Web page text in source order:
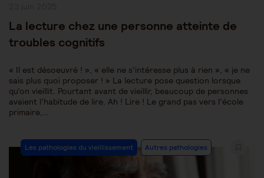
La lecture chez une personne atteinte de
troubles cognitifs
« Il est désoeuvré ! », « elle ne s’intéresse plus à rien », « je ne
sais plus quoi proposer ! » La lecture pose question lorsque
qu’on vieillit. Pourtant avant de vieillir, beaucoup de personnes
avaient l’habitude de lire. Ah ! Lire ! Le grand pas vers l’école
primaire,…
Post
Category:
Les pathologies du vieillissement Autres pathologies